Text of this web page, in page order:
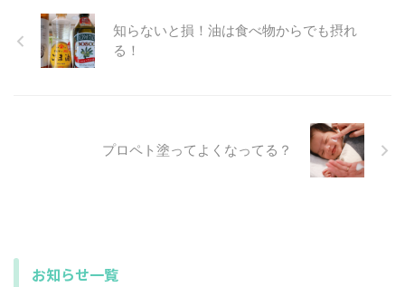
知らないと損！油は食べ物からでも摂れ
る！
プロペト塗ってよくなってる？
お知らせ一覧